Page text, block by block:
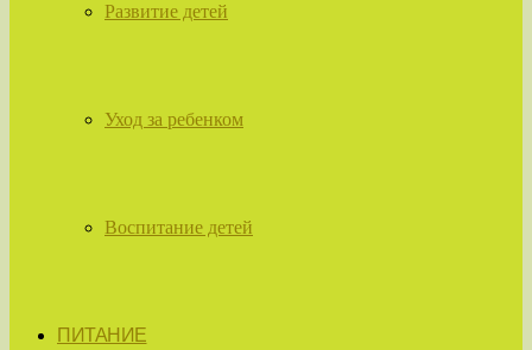
Развитие детей
Уход за ребенком
Воспитание детей
ПИТАНИЕ